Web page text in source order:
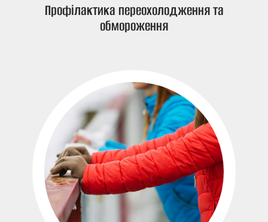
Профілактика переохолодження та
обмороження